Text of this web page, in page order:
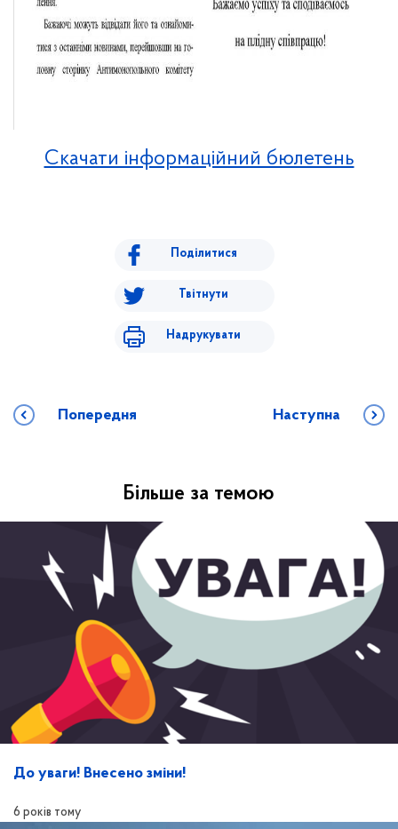
Скачати інформаційний бюлетень
Поділитися
Твітнути
Надрукувати
Попередня Наступна
Більше за темою
До уваги! Внесено зміни!
6 років тому